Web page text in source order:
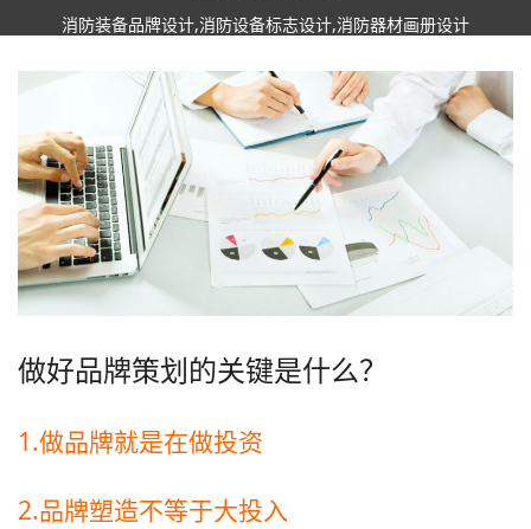
消防装备品牌设计,消防设备标志设计,消防器材画册设计
做好品牌策划的关键是什么？
1.做品牌就是在做投资
2.品牌塑造不等于大投入